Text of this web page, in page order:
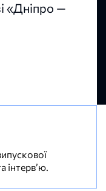
«Дніпро —
інтерв’ю.